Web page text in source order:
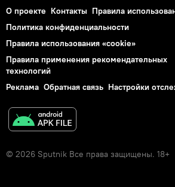
О проекте Контакты Правила
Политика конфиденциальности
Правила использования «cookie»
Правила применения рекомендательных
технологий
Реклама Обратная связь Настройки
© 2026 Sputnik Все права защищены. 18+